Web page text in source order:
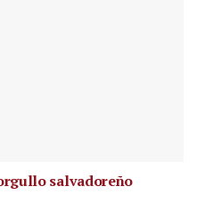
salvadoreño